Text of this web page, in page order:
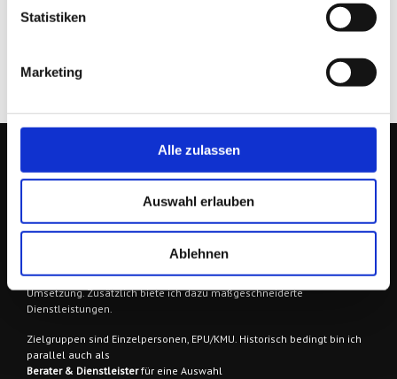
Statistiken
Marketing
Alle zulassen
Auswahl erlauben
Ablehnen
EINFACH.DERFRIESE
Ich berate & begleite meine AuftraggeberInnen
der Online Kommunikation und im Online-Marketing als
& Idengeberbei der Entwicklung von Konzepten, Strategien und deren
Umsetzung. Zusätzlich biete ich dazu maßgeschneiderte
Dienstleistungen.
Zielgruppen sind Einzelpersonen, EPU/KMU. Historisch bedingt bin ich
parallel auch als
Berater & Dienstleisterfür eine Auswahl